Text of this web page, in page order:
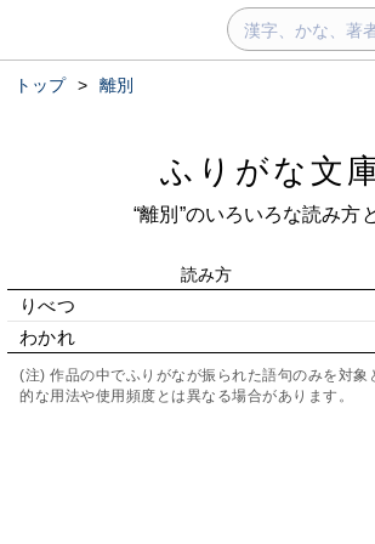
トップ > 離別
ふりがな文
“離別”のいろいろな読み方
読み方
りべつ
わかれ
(注) 作品の中でふりがなが振られた語句のみを対象
的な用法や使用頻度とは異なる場合があります。